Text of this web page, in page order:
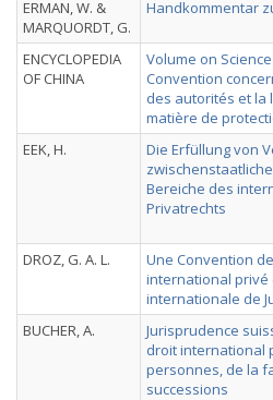
ERMAN, W. &
MARQUORDT, G.
Handkommentar
ENCYCLOPEDIA
OF CHINA
Volume on
Convention
des autorités et la
matière de
EEK, H.
Die Erfüllung von
Bereiche des
Privatrechts
DROZ, G. A. L.
Une Convention
international privé
internationale de
BUCHER, A.
Jurisprudence
droit international
personnes, de la
successions